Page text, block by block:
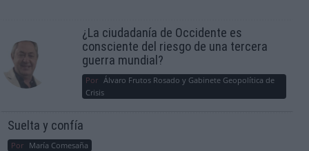
¿La ciudadanía de Occidente es
consciente del riesgo de una tercera
guerra mundial?
Por Álvaro Frutos Rosado y Gabinete Geopolítica de
Crisis
Suelta y confía
Por María Comesaña